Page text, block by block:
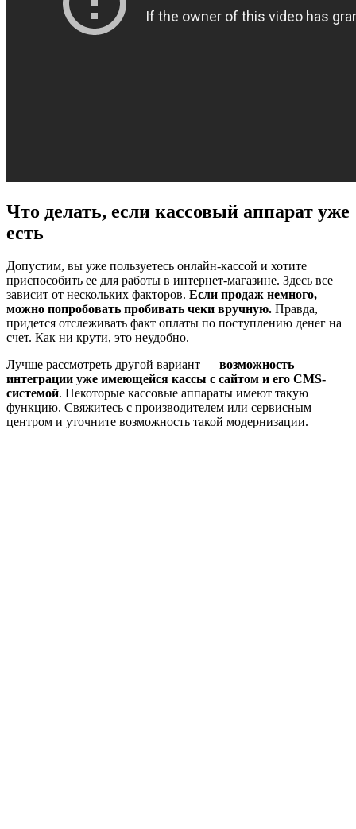
Что делать, если кассовый аппарат уже
есть
Допустим, вы уже пользуетесь онлайн-кассой и хотите
приспособить ее для работы в интернет-магазине. Здесь все
зависит от нескольких факторов. Если продаж немного,
можно попробовать пробивать чеки вручную. Правда,
придется отслеживать факт оплаты по поступлению денег на
счет. Как ни крути, это неудобно.
Лучше рассмотреть другой вариант — возможность
интеграции уже имеющейся кассы с сайтом и его CMS-
системой. Некоторые кассовые аппараты имеют такую
функцию. Свяжитесь с производителем или сервисным
центром и уточните возможность такой модернизации.